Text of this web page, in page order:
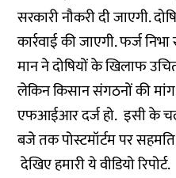
सरकारी नौकरी दी जाएगी.
कार्रवाई की जाएगी. फर्ज निभा
मान ने दोषियों के खिलाफ
लेकिन किसान संगठनों की
एफआईआर दर्ज हो. इसी के
बजे तक पोस्टमॉर्टम पर
देखिए हमारी ये वीडियो रिपोर्ट.